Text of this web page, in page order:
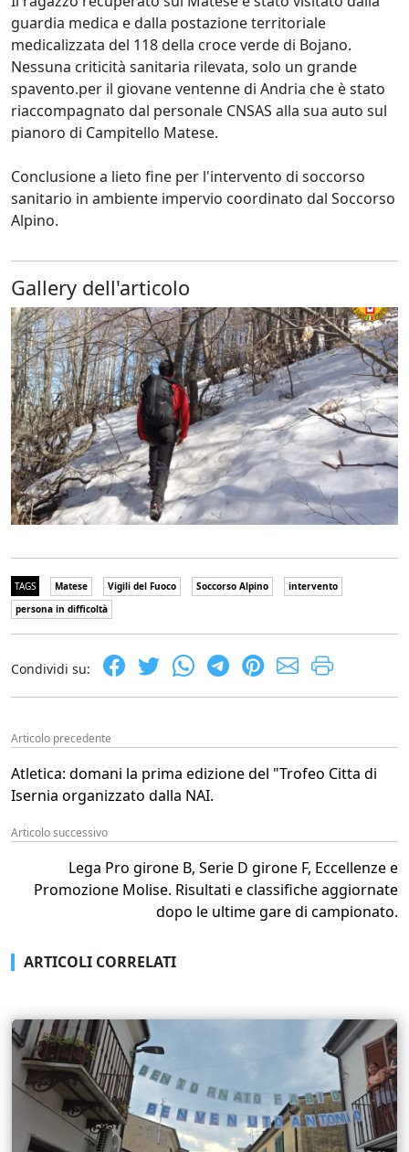
guardia medica e dalla postazione territoriale
medicalizzata del 118 della croce verde di Bojano.
Nessuna criticità sanitaria rilevata, solo un grande
spavento.per il giovane ventenne di Andria che è stato
riaccompagnato dal personale CNSAS alla sua auto sul
pianoro di Campitello Matese.
Conclusione a lieto fine per l'intervento di soccorso
sanitario in ambiente impervio coordinato dal Soccorso
Alpino.
Gallery dell'articolo
TAGS Matese Vigili del Fuoco Soccorso Alpino
intervento
persona in difficoltà
Condividi su:
Articolo precedente
Atletica: domani la prima edizione del "Trofeo Citta di
Isernia organizzato dalla NAI.
Articolo successivo
Lega Pro girone B, Serie D girone F, Eccellenze e
Promozione Molise. Risultati e classifiche aggiornate
dopo le ultime gare di campionato.
ARTICOLI CORRELATI